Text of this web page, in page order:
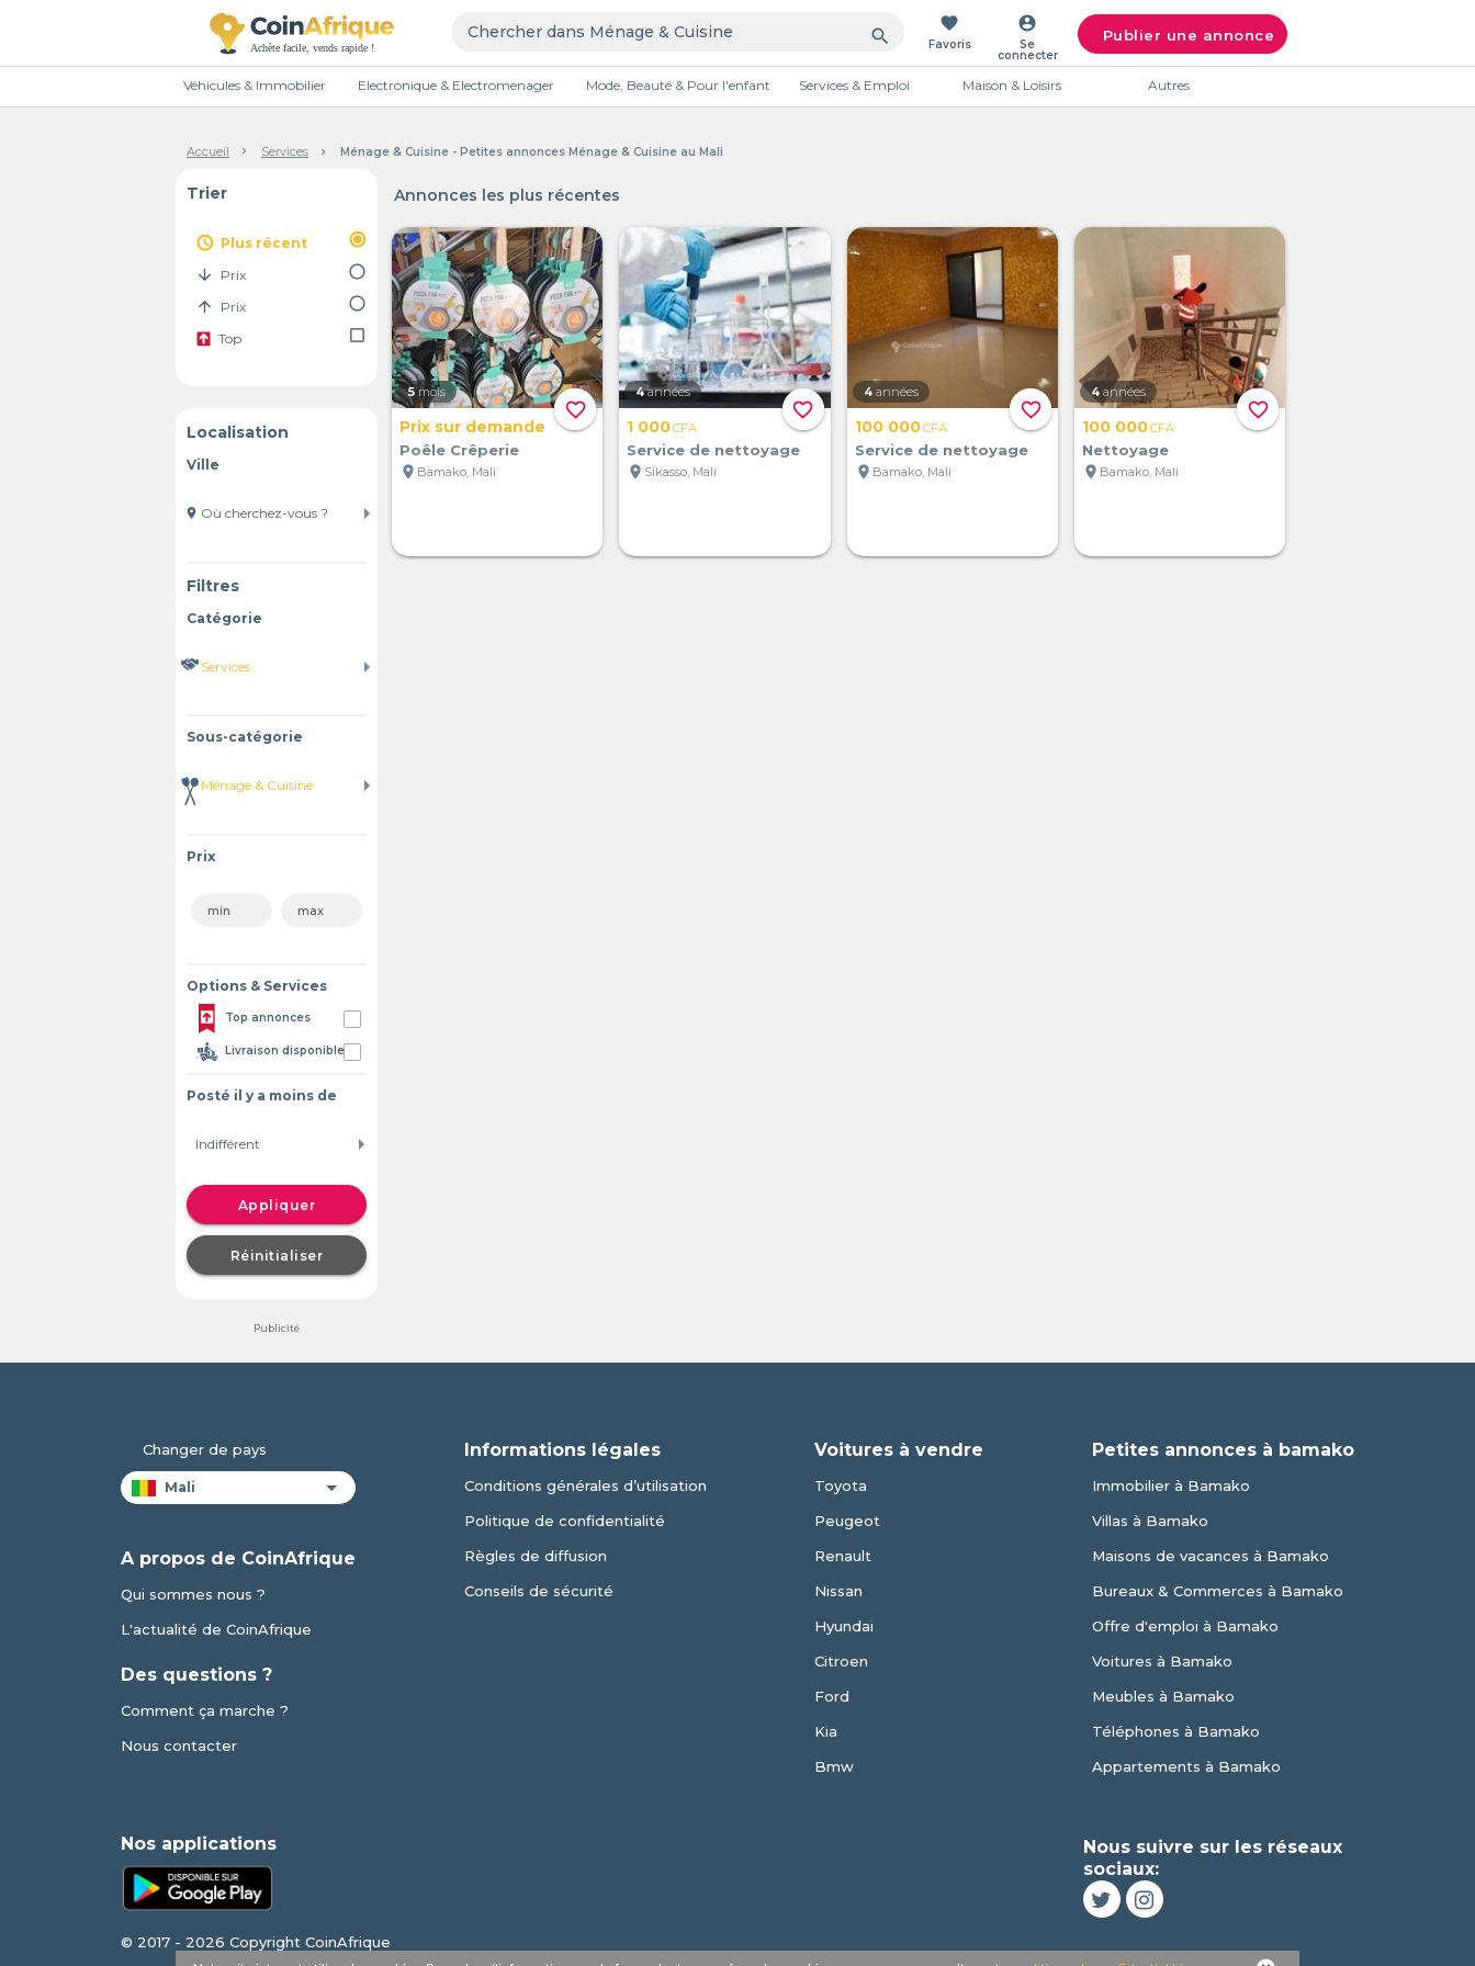
search
favorite
Favoris
account_circle
Se
connecter
Publier une annonce
Véhicules & Immobilier Electronique & Electromenager Mode, Beauté & Pour l'enfant Services & Emploi Maison & Loisirs Autres
Accueil Services Ménage & Cuisine - Petites annonces Ménage & Cuisine au Mali
Trier
access_time Plus récent
radio_button_checked
arrow_downward
Prix
radio_button_unchecked
arrow_upward
Prix radio_button_unchecked
Top check_box_outline_blank
Localisation
Ville
location_on
Filtres
Catégorie
Sous-catégorie
Prix
Options & Services
Top annonces
Livraison disponible
Posté il y a moins de
Appliquer
Réinitialiser
Publicité
Annonces les plus récentes
favorite_border
5 mois
Prix sur demande
Poêle Crêperie
location_on Bamako, Mali
favorite_border
4 années
1 000CFA
Service de nettoyage
location_on Sikasso, Mali
favorite_border
4 années
100 000CFA
Service de nettoyage
location_on Bamako, Mali
favorite_border
4 années
100 000CFA
Nettoyage
location_on Bamako, Mali
Changer de pays
A propos de CoinAfrique
Qui sommes nous ?
L'actualité de CoinAfrique
Des questions ?
Comment ça marche ?
Nous contacter
Informations légales
Conditions générales d’utilisation
Politique de confidentialité
Règles de diffusion
Conseils de sécurité
Voitures à vendre
Toyota
Peugeot
Renault
Nissan
Hyundai
Citroen
Ford
Kia
Bmw
Petites annonces à bamako
Immobilier à Bamako
Villas à Bamako
Maisons de vacances à Bamako
Bureaux & Commerces à Bamako
Offre d'emploi à Bamako
Voitures à Bamako
Meubles à Bamako
Téléphones à Bamako
Appartements à Bamako
Nos applications
Nous suivre sur les réseaux
sociaux:
© 2017 - 2026 Copyright CoinAfrique